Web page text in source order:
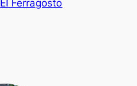
El Ferragosto